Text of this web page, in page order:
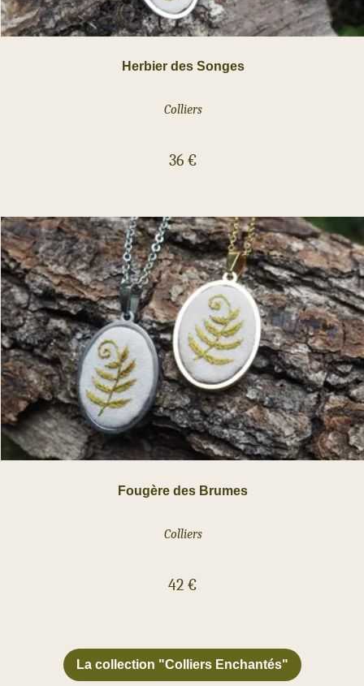
Herbier des Songes
Colliers
36€
Fougère des Brumes
Colliers
42 €
La collection "Colliers Enchantés"